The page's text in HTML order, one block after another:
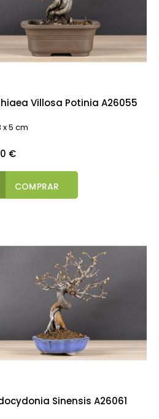
Villosa Potinia A26055
x 5 cm
€
COMPRAR
Sinensis A26061